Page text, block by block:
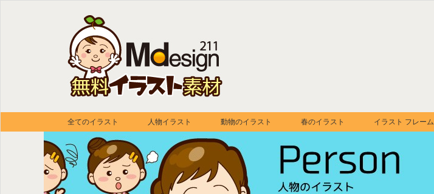
全てのイラスト 人物イラスト 動物のイラスト 春のイラスト イラスト フレーム